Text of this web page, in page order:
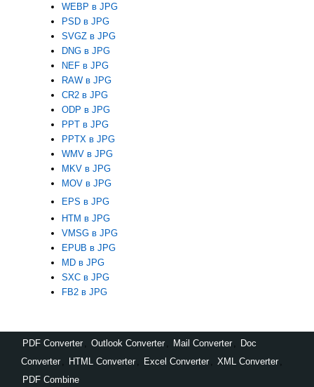
WEBP в JPG
PSD в JPG
SVGZ в JPG
DNG в JPG
NEF в JPG
RAW в JPG
CR2 в JPG
ODP в JPG
PPT в JPG
PPTX в JPG
WMV в JPG
MKV в JPG
MOV в JPG
EPS в JPG
HTM в JPG
VMSG в JPG
EPUB в JPG
MD в JPG
SXC в JPG
FB2 в JPG
PDF Converter , Outlook Converter , Mail Converter ,
Doc
Converter , HTML Converter , Excel Converter , XML Converter ,
PDF Combine